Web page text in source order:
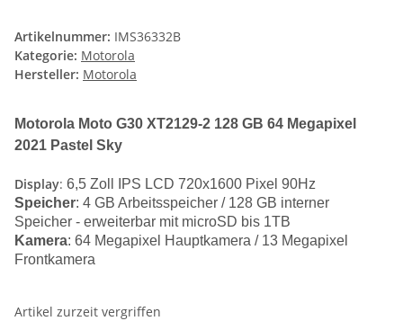
Artikelnummer: IMS36332B
Kategorie: Motorola
Hersteller: Motorola
Motorola Moto G30 XT2129-2 128 GB 64 Megapixel
2021 Pastel Sky
Display: 6,5 Zoll IPS LCD 720x1600 Pixel 90Hz
Speicher: 4 GB Arbeitsspeicher / 128 GB interner
Speicher - erweiterbar mit microSD bis 1TB
Kamera: 64 Megapixel Hauptkamera / 13 Megapixel
Frontkamera
Artikel zurzeit vergriffen